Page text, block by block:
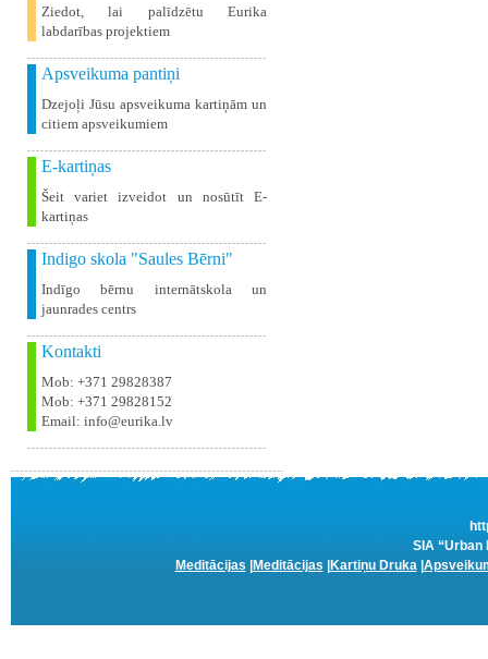
Ziedot, lai palīdzētu Eurika
labdarības projektiem
Apsveikuma pantiņi
Dzejoļi Jūsu apsveikuma kartiņām un
citiem apsveikumiem
E-kartiņas
Šeit variet izveidot un nosūtīt E-
kartiņas
Indigo skola "Saules Bērni"
Indīgo bērnu internātskola un
jaunrades centrs
Kontakti
Mob: +371 29828387
Mob: +371 29828152
Email: info@eurika.lv
SIA “Urban
Meditācijas
Meditācijas Kartiņu Druka|